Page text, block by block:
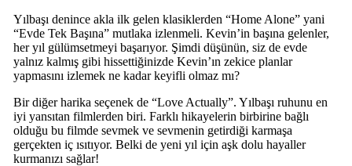
Yılbaşı denince akla ilk gelen klasiklerden “Home Alone” yani
“Evde Tek Başına” mutlaka izlenmeli. Kevin’in başına gelenler,
her yıl gülümsetmeyi başarıyor. Şimdi düşünün, siz de evde
yalnız kalmış gibi hissettiğinizde Kevin’ın zekice planlar
yapmasını izlemek ne kadar keyifli olmaz mı?
Bir diğer harika seçenek de “Love Actually”. Yılbaşı ruhunu en
iyi yansıtan filmlerden biri. Farklı hikayelerin birbirine bağlı
olduğu bu filmde sevmek ve sevmenin getirdiği karmaşa
gerçekten iç ısıtıyor. Belki de yeni yıl için aşk dolu hayaller
kurmanızı sağlar!